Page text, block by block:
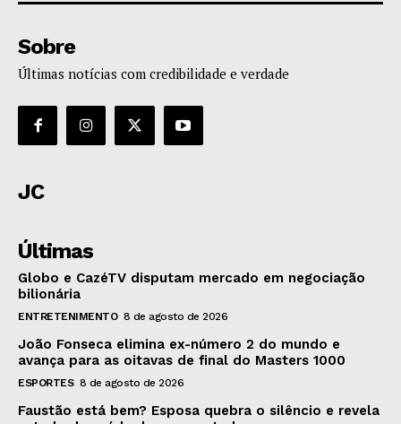
Sobre
Últimas notícias com credibilidade e verdade
JC
Últimas
Globo e CazéTV disputam mercado em negociação
bilionária
ENTRETENIMENTO 8 de agosto de 2026
João Fonseca elimina ex-número 2 do mundo e
avança para as oitavas de final do Masters 1000
ESPORTES 8 de agosto de 2026
Faustão está bem? Esposa quebra o silêncio e revela